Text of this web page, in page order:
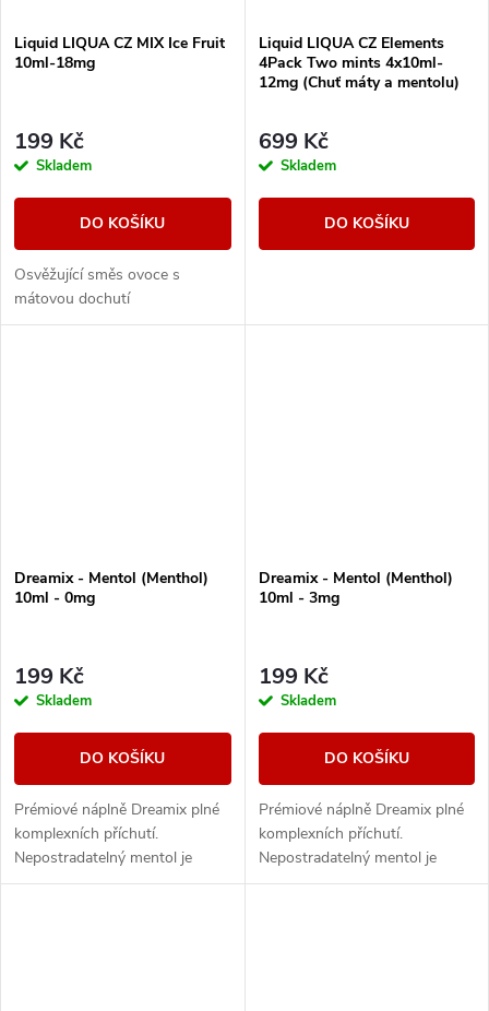
Liquid LIQUA CZ MIX Ice Fruit
10ml-18mg
199 Kč
Skladem
DO KOŠÍKU
Osvěžující směs ovoce s
mátovou dochutí
Liquid LIQUA CZ Elements
4Pack Two mints 4x10ml-
12mg (Chuť máty a mentolu)
699 Kč
Skladem
DO KOŠÍKU
Dreamix - Mentol (Menthol)
10ml - 0mg
199 Kč
Skladem
DO KOŠÍKU
Prémiové náplně Dreamix plné
komplexních příchutí.
Nepostradatelný mentol je
perfektní volbou pro chladivé
Dreamix - Mentol (Menthol)
10ml - 3mg
199 Kč
Skladem
DO KOŠÍKU
Prémiové náplně Dreamix plné
komplexních příchutí.
Nepostradatelný mentol je
perfektní volbou pro chladivé